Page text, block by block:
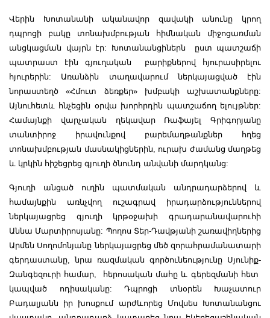
Վերին Խոտանանի ականավոր զավակի անունը կրող
դպրոցի բակը տոնախմբության հիմնական միջոցառման
անցկացման վայրն էր: Խոտանանցիներն ըստ պատշաճի
պատրաստ էին գյուղական բարիքներով հյուրասիրելու
հյուրերին: Առանձին տաղավարում ներկայացված էին
նորաստեղծ «Հմուտ ձեռքեր» խմբակի աշխատանքները:
Այնուհետև հնչեցին օրվա խորհրդին պատշաճող ելույթներ:
Համայնքի վարչական ղեկավար Ռաֆայել Գրիգորյանը
տանտիրոջ իրավունքով բարեմաղթանքներ հղեց
տոնախմբության մասնակիցներին, ուրախ ժամանց մաղթեց
և կրկին հիշեցրեց գյուղի ծնունդ անվանի մարդկանց:
Գյուղի անցած ուղին պատմական անդրադարձերով և
համայնքին առնչվող ուշագրավ իրադարձություններով
ներկայացրեց գյուղի կրթօջախի գրադարանավարուհի
Աննա Մարտիրոսյանը: Պողոս Տեր-Դավթյանի շառավիղներից
Արմեն Սողոմոնյանը ներկայացրեց մեծ զորահրամանատարի
գերդաստանը, նրա ռազմական գործունեությունը Սյունիք-
Զանգեզուրի համար, հերոսական մահը և գերեզմանի հետ
կապված ոդիսականը: Դպրոցի տնօրեն Խաչատուր
Բադալյանն իր խոսքում արժևորեց Մովսես Խոտանանցու